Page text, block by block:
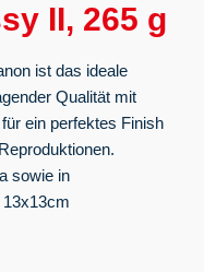
II, 265 g
ist das ideale
Qualität mit
ein perfektes Finish
sowie in